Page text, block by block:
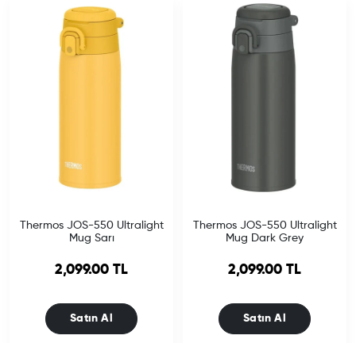
Thermos JOS-550 Ultralight
Mug Sarı
2,099.00 TL
Satın Al
Thermos JOS-550 Ultralight
Mug Dark Grey
2,099.00 TL
Satın Al